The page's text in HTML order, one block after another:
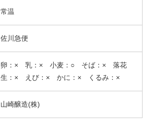
常温
佐川急便
卵：× 乳：× 小麦：○ そば：× 落花
生：× えび：× かに：× くるみ：×
山崎醸造(株)